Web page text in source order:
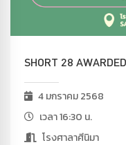
SHORT 28
4 มกราคม 2568
เวลา 16:30 น.
โรงศาลาศีนิมา